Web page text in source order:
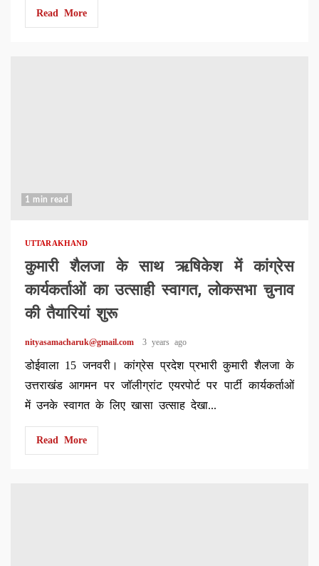
Read More
1 min read
UTTARAKHAND
कुमारी शैलजा के साथ ऋषिकेश में कांग्रेस
कार्यकर्ताओं का उत्साही स्वागत, लोकसभा चुनाव
की तैयारियां शुरू
nityasamacharuk@gmail.com 3 years ago
डोईवाला 15 जनवरी। कांग्रेस प्रदेश प्रभारी कुमारी शैलजा के
उत्तराखंड आगमन पर जॉलीग्रांट एयरपोर्ट पर पार्टी कार्यकर्ताओं
में उनके स्वागत के लिए खासा उत्साह देखा...
Read More